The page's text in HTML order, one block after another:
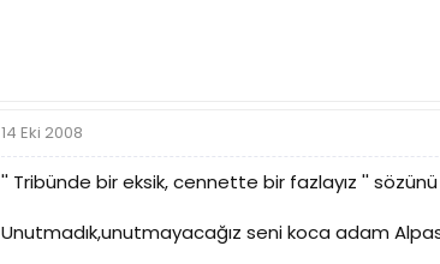
14 Eki 2008
'' Tribünde bir eksik, cennette bir fazlayız ''
Unutmadık,unutmayacağız seni koca adam